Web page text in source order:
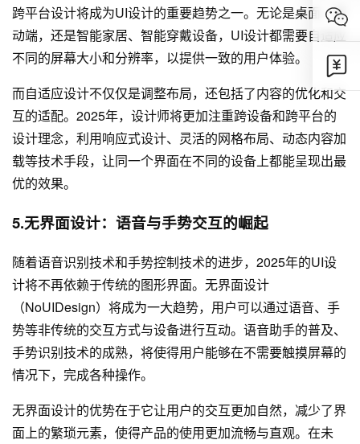
跨平台设计将成为UI设计的重要趋势之一。无论是桌面、移
动端，还是智能家居、智能穿戴设备，UI设计都需要自适应
不同的屏幕大小和分辨率，以提供一致的用户体验。
而自适应设计不仅仅是调整布局，还包括了内容的优化和交
互的适配。2025年，设计师将更加注重跨设备和跨平台的
设计理念，利用响应式设计、灵活的网格布局、动态内容加
载等技术手段，让同一个界面在不同的设备上都能呈现出最
优的效果。
5.无界面设计：语音与手势交互的崛起
随着语音识别技术和手势控制技术的进步，2025年的UI设
计将不再依赖于传统的图形界面。无界面设计
（NoUIDesign）将成为一大趋势，用户可以通过语音、手
势等非传统的交互方式与设备进行互动。语音助手的普及、
手势识别技术的成熟，将使得用户能够在不需要触摸屏幕的
情况下，完成各种操作。
无界面设计的优势在于它让用户的交互更加自然，减少了界
面上的繁琐元素，使得产品的使用更加流畅与直观。在未